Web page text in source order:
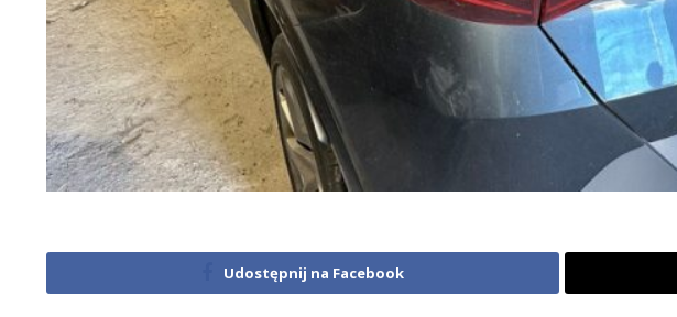
Udostępnij na Facebook